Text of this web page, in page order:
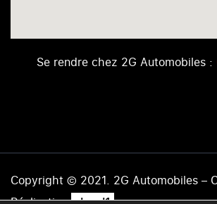
Se rendre chez 2G Automobiles :
Copyright © 2021. 2G Automobiles –